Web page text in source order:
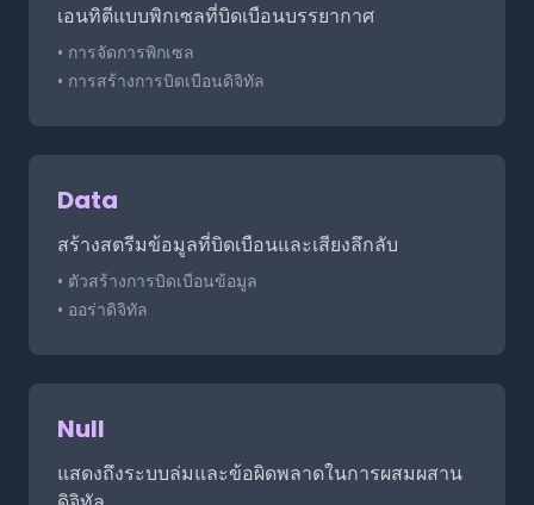
เอนทิตีแบบพิกเซลที่บิดเบือนบรรยากาศ
• การจัดการพิกเซล
• การสร้างการบิดเบือนดิจิทัล
Data
สร้างสตรีมข้อมูลที่บิดเบือนและเสียงลึกลับ
• ตัวสร้างการบิดเบือนข้อมูล
• ออร่าดิจิทัล
Null
แสดงถึงระบบล่มและข้อผิดพลาดในการผสมผสาน